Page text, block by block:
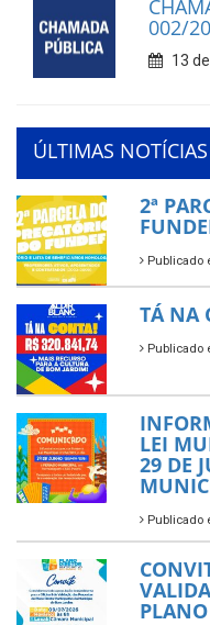
002/
13
ÚLTIMAS NOTÍCIAS
2ª
Publicado
TÁ NA
Publicado
LEI
29 DE
Publicado